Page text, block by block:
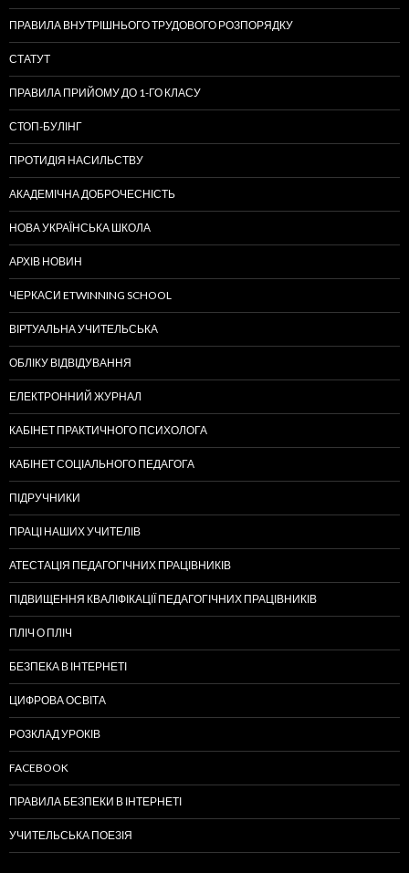
ПРАВИЛА ВНУТРІШНЬОГО ТРУДОВОГО РОЗПОРЯДКУ
СТАТУТ
ПРАВИЛА ПРИЙОМУ ДО 1-ГО КЛАСУ
СТОП-БУЛІНГ
ПРОТИДІЯ НАСИЛЬСТВУ
АКАДЕМІЧНА ДОБРОЧЕСНІСТЬ
НОВА УКРАЇНСЬКА ШКОЛА
АРХІВ НОВИН
ЧЕРКАСИ ETWINNING SCHOOL
ВІРТУАЛЬНА УЧИТЕЛЬСЬКА
ОБЛІКУ ВІДВІДУВАННЯ
ЕЛЕКТРОННИЙ ЖУРНАЛ
КАБІНЕТ ПРАКТИЧНОГО ПСИХОЛОГА
КАБІНЕТ СОЦІАЛЬНОГО ПЕДАГОГА
ПІДРУЧНИКИ
ПРАЦІ НАШИХ УЧИТЕЛІВ
АТЕСТАЦІЯ ПЕДАГОГІЧНИХ ПРАЦІВНИКІВ
ПІДВИЩЕННЯ КВАЛІФІКАЦІЇ ПЕДАГОГІЧНИХ ПРАЦІВНИКІВ
ПЛІЧ О ПЛІЧ
БЕЗПЕКА В ІНТЕРНЕТІ
ЦИФРОВА ОСВІТА
РОЗКЛАД УРОКІВ
FACEBOOK
ПРАВИЛА БЕЗПЕКИ В ІНТЕРНЕТІ
УЧИТЕЛЬСЬКА ПОЕЗІЯ